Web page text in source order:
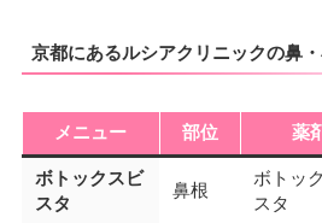
京都にあるルシアクリニックの鼻
メニュー 部位 薬
ボトックスビ
スタ
鼻根
ボトッ
スタ